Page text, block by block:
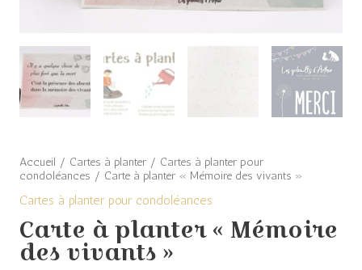
Accueil / Cartes à planter/ Cartes à planter pour
condoléances / Carte à planter « Mémoire des vivants »
Cartes à planter pour condoléances
Carte à planter « Mémoire
des vivants »
vivants"